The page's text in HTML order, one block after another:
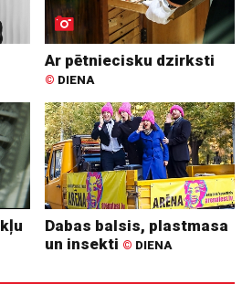
Ar pētniecisku dzirksti
© DIENA
Dabas balsis, plastmasa
un insekti © DIENA